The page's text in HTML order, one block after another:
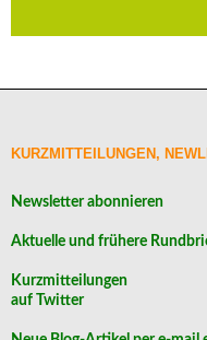
KURZMITTEILUNGEN,
Newsletter abonnieren
Aktuelle und frühere
Kurzmitteilungen
auf Twitter